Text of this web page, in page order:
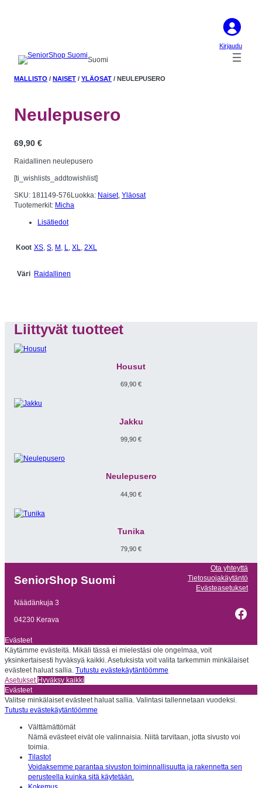
Suomi
Kirjaudu
MALLISTO / NAISET / YLÄOSAT / NEULEPUSERO
Neulepusero
69,90 €
Raidallinen neulepusero
[ti_wishlists_addtowishlist]
SKU: 181149-576Luokka: Naiset, Yläosat
Tuotemerkit: Micha
Lisätiedot
Koot XS S M XL 2XL
Väri Raidallinen
Liittyvät tuotteet
Housut
69,90 €
Jakku
99,90 €
Neulepusero
44,90 €
Tunika
79,90 €
SeniorShop Suomi
Näädänkuja 3
04230 Kerava
Ota yhteyttä
Tietosuojakäytäntö
Evästeasetukset
Evästeet
Käytämme evästeitä. Mikäli tässä ei mielestäsi ole ongelmaa, voit
yksinkertaisesti hyväksyä kaikki. Asetuksista voit valita tarkemmin minkälaiset
evästeet haluat sallia. Tutustu evästekäytäntöömme
Asetukset Hyväksy kaikki
Evästeet
Valitse minkälaiset evästeet haluat sallia. Valintasi tallennetaan vuodeksi.
Tutustu evästekäytäntöömme
Välttämättömät
Nämä evästeet eivät ole valinnaisia. Niitä tarvitaan, jotta sivusto voi
toimia.
Tilastot
Voidaksemme parantaa sivuston toiminnallisuutta ja rakennetta sen
perusteella kuinka sitä käytetään.
Kokemus